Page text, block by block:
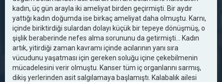
kadın, üç gün arayla iki ameliyat birden geçirmişti. Bir aydır
yattığı kadın doğumda ise birkaç ameliyat daha olmuştu. Karnı,
içinde biriktirdiği sulardan dolayı küçük bir tepeye dönüşmüş, o
şişlik beraberinde nefes alma sorununu da getirmişti... Kadın
artık, yitirdiği zaman kavramı içinde acılarının yanı sıra
vücudunu yaşatması için gereken soluğu içine çekebilmenin
mücadelesini verir olmuştu. Kanser tüm iç organlarını sarmış,
dikiş yerlerinden asit salgılamaya başlamıştı. Kalabalık ailesi